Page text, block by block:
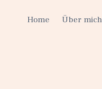
Home Über mich